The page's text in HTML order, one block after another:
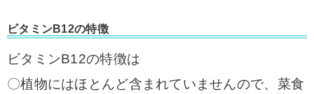
ビタミンB12の特徴
ビタミンB12の特徴は
〇植物にはほとんど含まれていませんので、菜食